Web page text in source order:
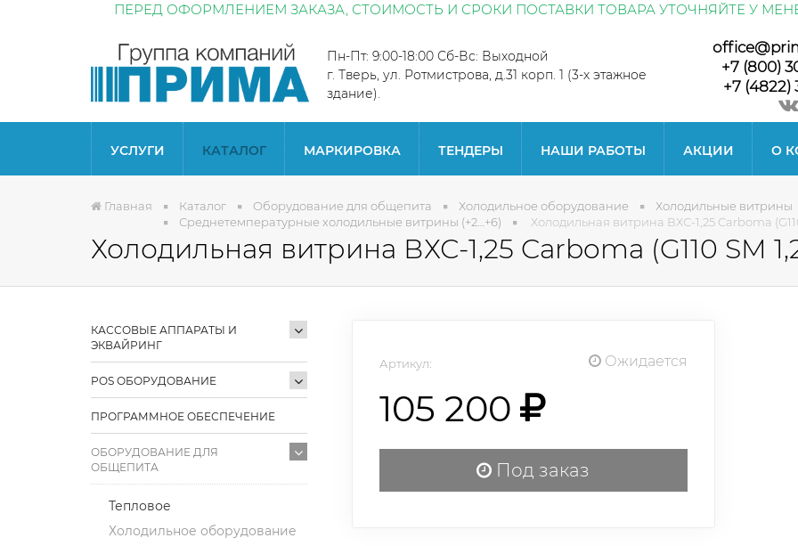
ПЕРЕД ОФОРМЛЕНИЕМ ЗАКАЗА, СТОИМОСТЬ И СРОКИ ПОСТАВКИ ТОВАРА УТОЧНЯЙТЕ У
Пн-Пт: 9:00-18:00 Сб-Вс: Выходной
г. Тверь, ул. Ротмистрова, д.31 корп. 1 (3-х этажное
здание).
+7 (800)
+7 (4822)
УСЛУГИ КАТАЛОГ МАРКИРОВКА ТЕНДЕРЫ НАШИ РАБОТЫ АКЦИИ О
Главная Каталог Оборудование для общепита Холодильное оборудование
Холодильные витрины
Среднетемпературные холодильные витрины (+2…+6)
Холодильная витрина ВХС-1,25 Carboma
Холодильная витрина ВХС-1,25 Carboma (G110 SM
КАССОВЫЕ АППАРАТЫ И
ЭКВАЙРИНГ
POS ОБОРУДОВАНИЕ
ПРОГРАММНОЕ ОБЕСПЕЧЕНИЕ
ОБОРУДОВАНИЕ ДЛЯ
ОБЩЕПИТА
Тепловое
Холодильное оборудование
Артикул: Ожидается
105 200
Под заказ